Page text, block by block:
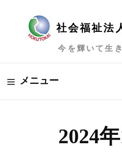
社会福祉法
今を輝いて生
メニュー
2024